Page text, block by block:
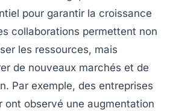
pour garantir la croissance
collaborations permettent non
les ressources, mais
de nouveaux marchés et de
Par exemple, des entreprises
ont observé une augmentation